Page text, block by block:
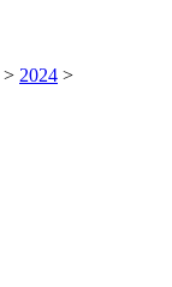
> 2024 >